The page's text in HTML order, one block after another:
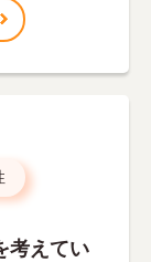
考えてい